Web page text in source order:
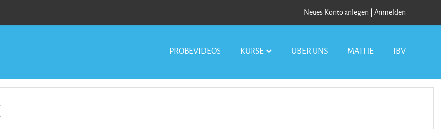
Neues Konto anlegen | Anmelden
PROBEVIDEOS KURSE ÜBER UNS MATHE IBV